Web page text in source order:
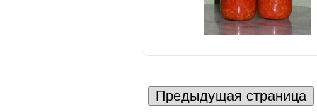
Предыдущая страница